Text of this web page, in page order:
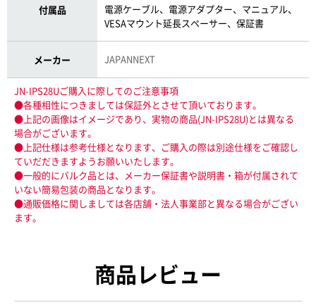
付属品
電源ケーブル、電源アダプター、マニュアル、
VESAマウント延長スペーサー、保証書
メーカー JAPANNEXT
JN-IPS28Uご購入に際してのご注意事項
●各種相性につきましては保証外とさせて頂いております。
●上記の画像はイメージであり、実物の商品(JN-IPS28U)とは異なる
場合がございます。
●上記仕様は参考仕様となります、ご購入の際は別途仕様をご確認し
ていだだきますようお願いいたします。
●一般的にバルク品とは、メーカー保証書や説明書・箱が付属されて
いない簡易包装の商品となります。
●通販価格に関しましては各店舗・法人事業部と異なる場合がござい
ます。
商品レビュー